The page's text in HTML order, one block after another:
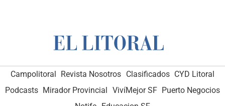
Campolitoral Revista Nosotros Clasificados CYD Litoral
Podcasts Mirador Provincial VivíMejor SF Puerto Negocios